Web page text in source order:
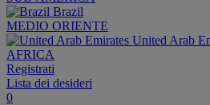
Brazil
MEDIO ORIENTE
United Arab
AFRICA
Registrati
Lista dei desideri
0